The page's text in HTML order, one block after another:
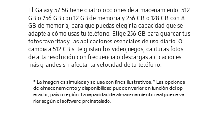
El Galaxy 57 5G tiene cuatro opciones de almacenamiento: 512
GB o 256 GB con 12 GB de memoria y 256 GB o 128 GB con 8
GB de memoria, para que puedas elegir la capacidad que se
adapte a cómo usas tu teléfono. Elige 256 GB para guardar tus
fotos favoritas y las aplicaciones esenciales de uso diario. O
cambia a 512 GB si te gustan los videojuegos, capturas fotos
de alta resolución con frecuencia o descargas aplicaciones
más grandes sin afectar la velocidad de tu teléfono.
* La imagen es simulada y se usa con fines ilustrativos. * Las opciones
de almacenamiento y disponibilidad pueden variar en función del op
erador, país o región. La capacidad de almacenamiento real puede va
riar según el software preinstalado.